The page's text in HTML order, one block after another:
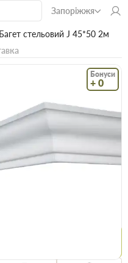
Запоріжжя
Багет стельовий J 45*50 2м
Бонуси
+ 0
2м